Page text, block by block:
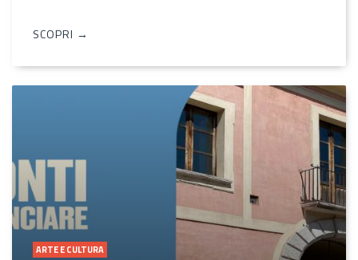
SCOPRI →
ARTE E CULTURA